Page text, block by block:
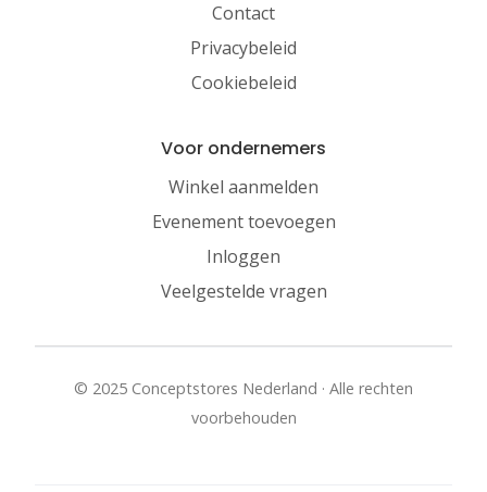
Contact
Privacybeleid
Cookiebeleid
Voor ondernemers
Winkel aanmelden
Evenement toevoegen
Inloggen
Veelgestelde vragen
© 2025 Conceptstores Nederland · Alle rechten
voorbehouden